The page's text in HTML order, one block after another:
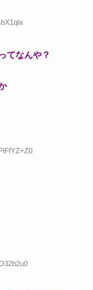
てなんや？